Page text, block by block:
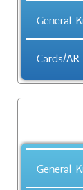
General
Cards/
General